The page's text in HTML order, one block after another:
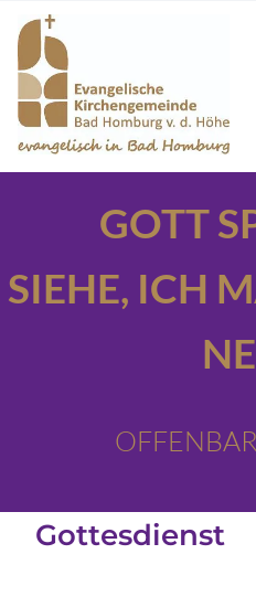
GOTT
SIEHE, ICH
Gottesdienst